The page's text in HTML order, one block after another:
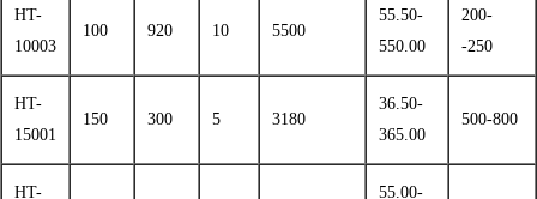
HT-
10003
100 920 10 5500
55.50-
550.00
200-
-250
HT-
15001
150 300 5 3180
36.50-
365.00
500-800
HT-
55.00-